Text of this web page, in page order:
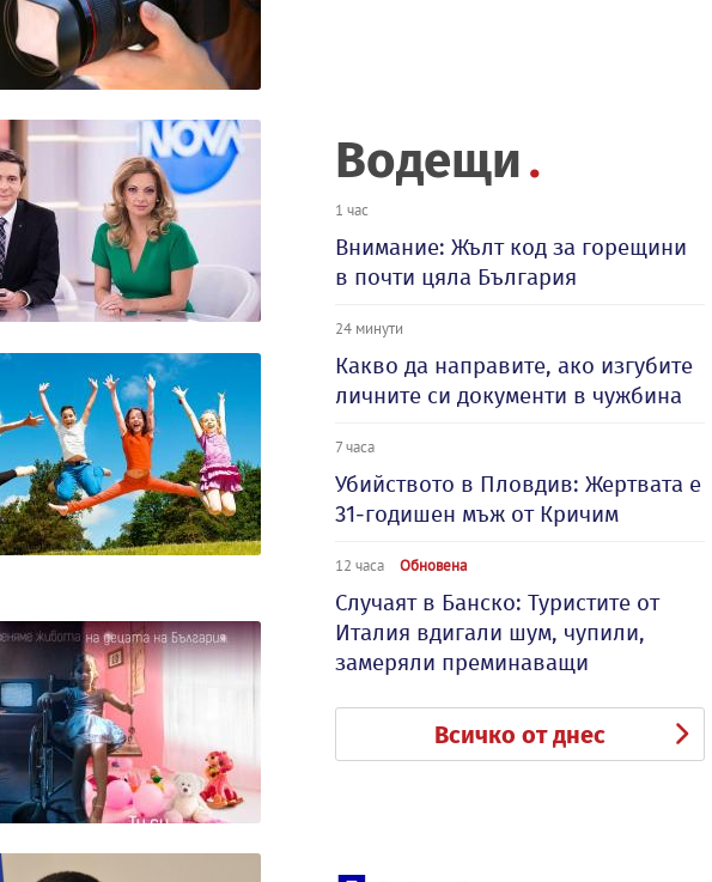
Водещи
1 час
Внимание: Жълт код за горещини
в почти цяла България
24 минути
Какво да направите, ако изгубите
личните си документи в чужбина
7 часа
Убийството в Пловдив: Жертвата е
31-годишен мъж от Кричим
12 часа Обновена
Случаят в Банско: Туристите от
Италия вдигали шум, чупили,
замеряли преминаващи
Всичко от днес